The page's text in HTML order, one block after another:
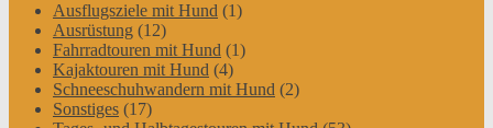
Ausflugsziele mit Hund (1)
Ausrüstung (12)
Fahrradtouren mit Hund (1)
Kajaktouren mit Hund (4)
Schneeschuhwandern mit Hund (2)
Sonstiges (17)